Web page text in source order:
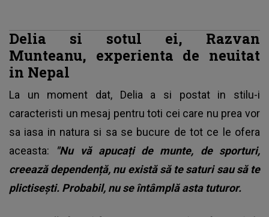
Delia si sotul ei, Razvan
Munteanu, experienta de neuitat
in Nepal
La un moment dat, Delia a si postat in stilu-i
caracteristi un mesaj pentru toti cei care nu prea vor
sa iasa in natura si sa se bucure de tot ce le ofera
aceasta:
"Nu vă apucați de munte, de sporturi,
creează dependență, nu există să te saturi sau să te
plictisești. Probabil, nu se întâmplă asta tuturor.